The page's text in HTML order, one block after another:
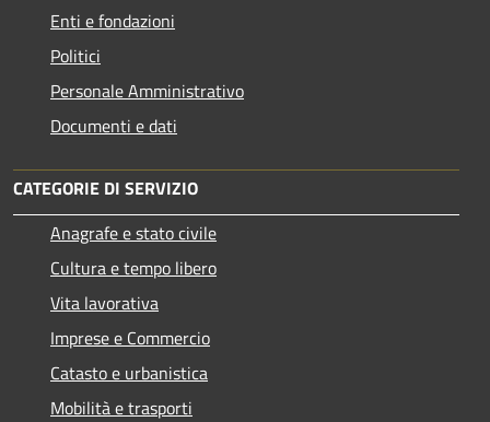
Enti e fondazioni
Politici
Personale Amministrativo
Documenti e dati
CATEGORIE DI SERVIZIO
Anagrafe e stato civile
Cultura e tempo libero
Vita lavorativa
Imprese e Commercio
Catasto e urbanistica
Mobilità e trasporti